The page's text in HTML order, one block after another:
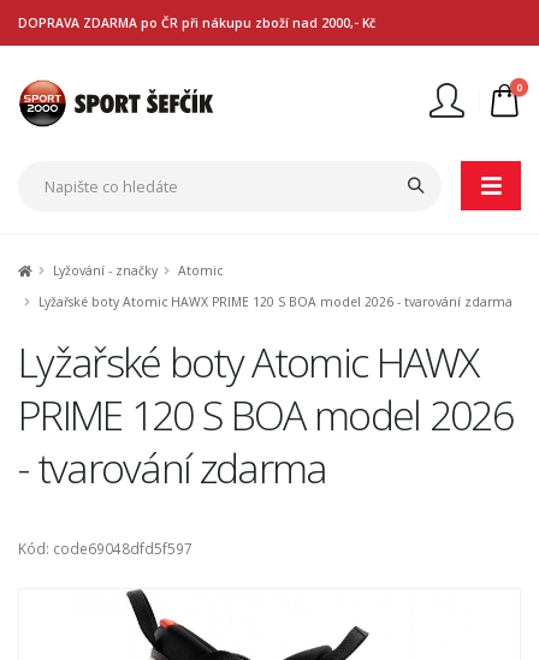
DOPRAVA ZDARMA po ČR při nákupu zboží nad 2000,- Kč
0
Lyžování - značky
Atomic
Lyžařské boty Atomic HAWX PRIME 120 S BOA model 2026 - tvarování zdarma
Lyžařské boty Atomic HAWX
PRIME 120 S BOA model 2026
- tvarování zdarma
Kód: code69048dfd5f597